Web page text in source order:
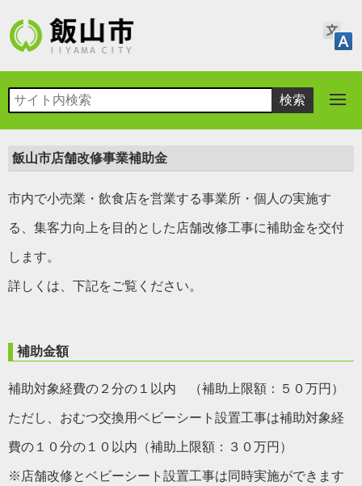
飯山市店舗改修事業補助金
市内で小売業・飲食店を営業する事業所・個人の実施す
る、集客力向上を目的とした店舗改修工事に補助金を交付
します。
詳しくは、下記をご覧ください。
補助金額
補助対象経費の２分の１以内 （補助上限額：５０万円）
ただし、おむつ交換用ベビーシート設置工事は補助対象経
費の１０分の１０以内（補助上限額：３０万円）
※店舗改修とベビーシート設置工事は同時実施ができます